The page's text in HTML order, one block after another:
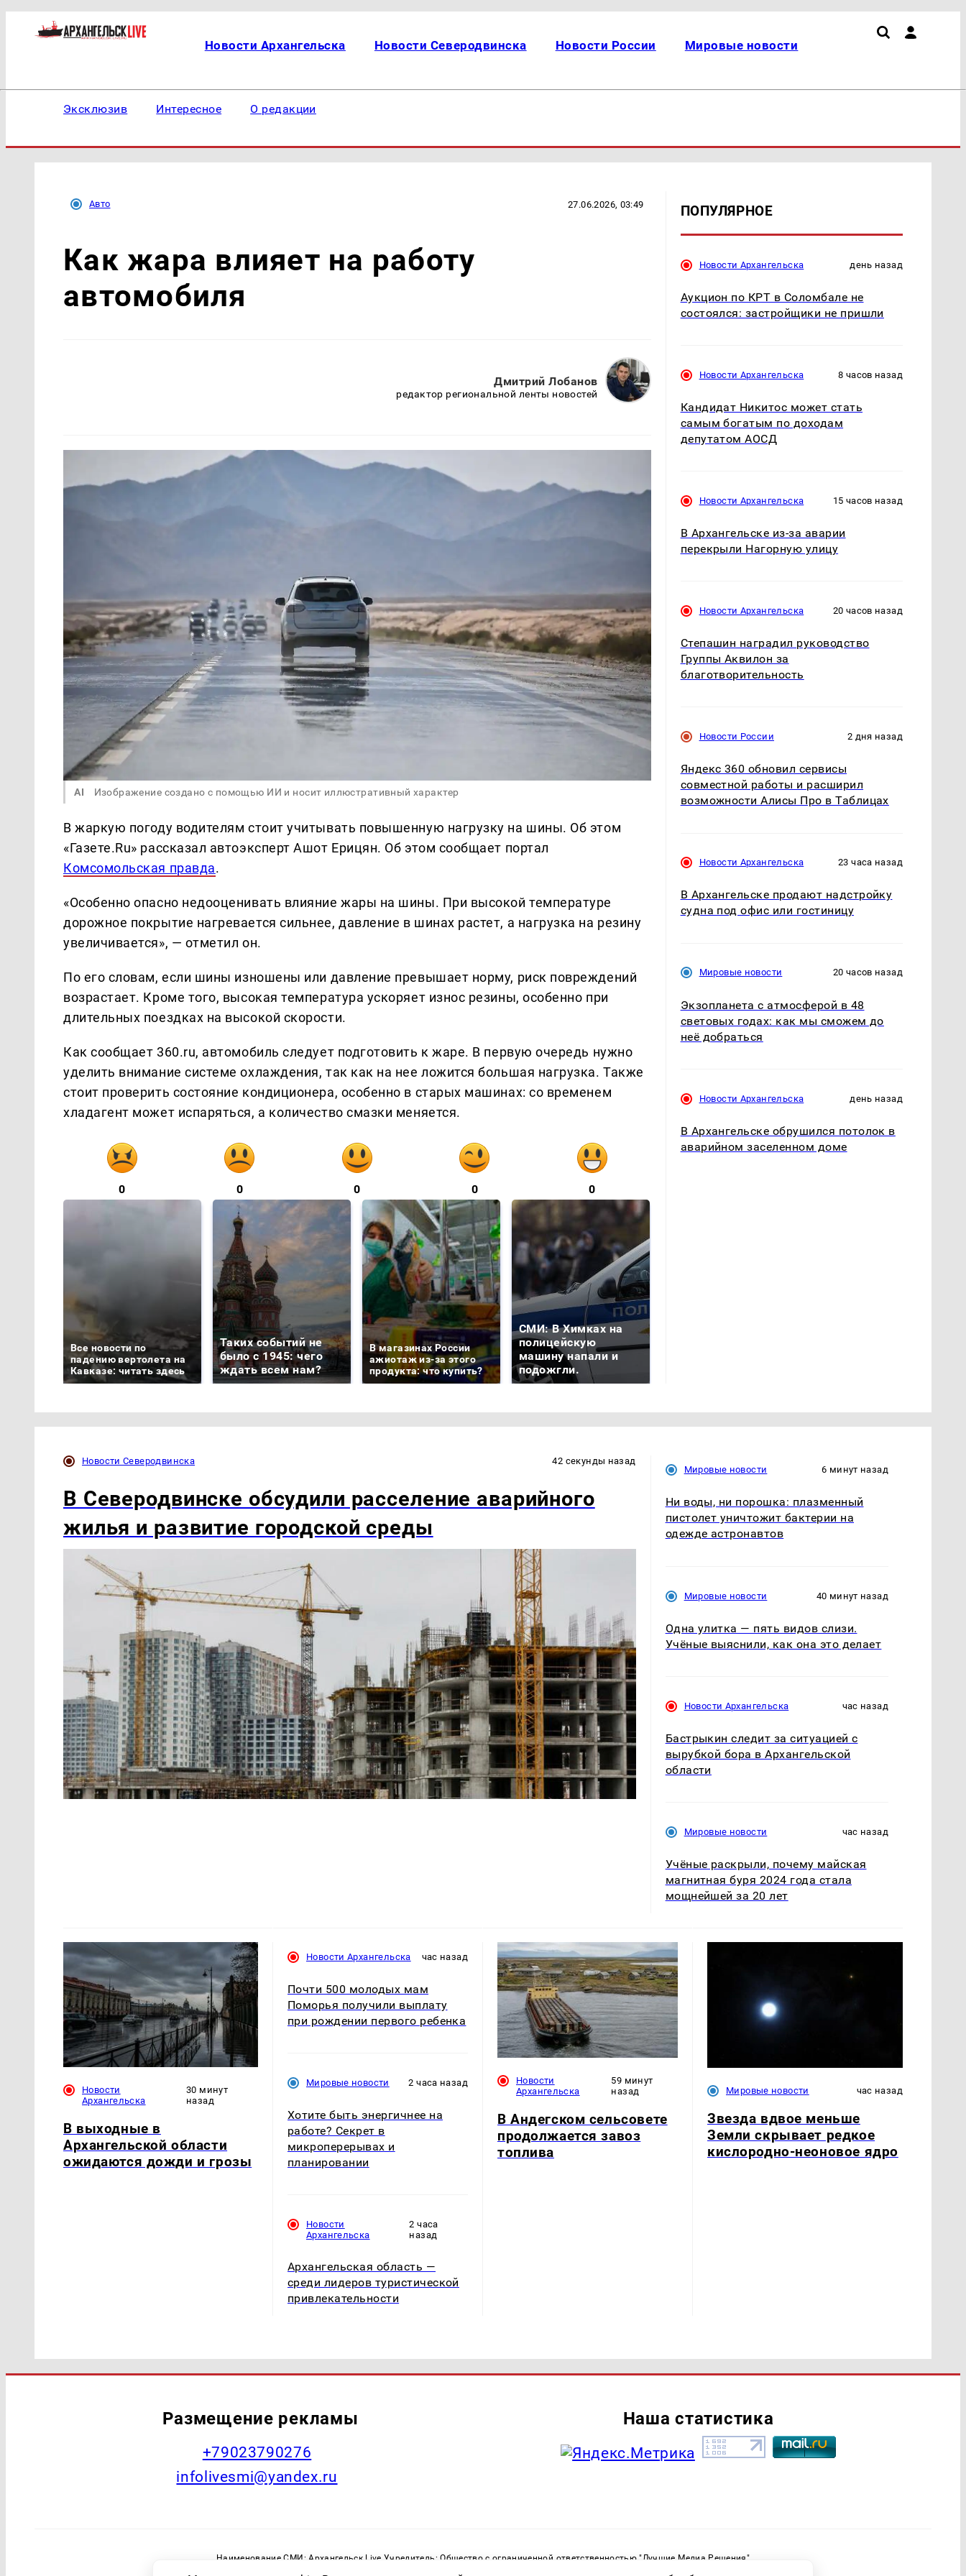
Новости Архангельска Новости Северодвинска Новости России Мировые новости
Эксклюзив Интересное О редакции
Авто 27.06.2026, 03:49
Как жара влияет на работу
автомобиля
Дмитрий Лобанов
редактор региональной ленты новостей
AI Изображение создано с помощью ИИ и носит иллюстративный характер
В жаркую погоду водителям стоит учитывать повышенную нагрузку на шины. Об этом
«Газете.Ru» рассказал автоэксперт Ашот Ерицян. Об этом сообщает портал
Комсомольская правда.
«Особенно опасно недооценивать влияние жары на шины. При высокой температуре
дорожное покрытие нагревается сильнее, давление в шинах растет, а нагрузка на резину
увеличивается», — отметил он.
По его словам, если шины изношены или давление превышает норму, риск повреждений
возрастает. Кроме того, высокая температура ускоряет износ резины, особенно при
длительных поездках на высокой скорости.
Как сообщает 360.ru, автомобиль следует подготовить к жаре. В первую очередь нужно
уделить внимание системе охлаждения, так как на нее ложится большая нагрузка. Также
стоит проверить состояние кондиционера, особенно в старых машинах: со временем
хладагент может испаряться, а количество смазки меняется.
0 0 0 0 0
Все новости по
падению вертолета на
Кавказе: читать здесь
Таких событий не
было с 1945: чего
ждать всем нам?
В магазинах России
ажиотаж из-за этого
продукта: что купить?
СМИ: В Химках на
полицейскую
машину напали и
подожгли.
ПОПУЛЯРНОЕ
Новости Архангельска день назад
Аукцион по КРТ в Соломбале не
состоялся: застройщики не пришли
Новости Архангельска 8 часов назад
Кандидат Никитос может стать
самым богатым по доходам
депутатом АОСД
Новости Архангельска 15 часов назад
В Архангельске из-за аварии
перекрыли Нагорную улицу
Новости Архангельска 20 часов назад
Степашин наградил руководство
Группы Аквилон за
благотворительность
Новости России 2 дня назад
Яндекс 360 обновил сервисы
совместной работы и расширил
возможности Алисы Про в Таблицах
Новости Архангельска 23 часа назад
В Архангельске продают надстройку
судна под офис или гостиницу
Мировые новости 20 часов назад
Экзопланета с атмосферой в 48
световых годах: как мы сможем до
неё добраться
Новости Архангельска день назад
В Архангельске обрушился потолок в
аварийном заселенном доме
Новости Северодвинска 42 секунды назад
В Северодвинске обсудили расселение аварийного
жилья и развитие городской среды
Мировые новости 6 минут назад
Ни воды, ни порошка: плазменный
пистолет уничтожит бактерии на
одежде астронавтов
Мировые новости 40 минут назад
Одна улитка — пять видов слизи.
Учёные выяснили, как она это делает
Новости Архангельска час назад
Бастрыкин следит за ситуацией с
вырубкой бора в Архангельской
области
Мировые новости час назад
Учёные раскрыли, почему майская
магнитная буря 2024 года стала
мощнейшей за 20 лет
Новости
Архангельска
30 минут
назад
В выходные в
Архангельской области
ожидаются дожди и грозы
Новости Архангельска час назад
Почти 500 молодых мам
Поморья получили выплату
при рождении первого ребенка
Мировые новости 2 часа назад
Хотите быть энергичнее на
работе? Секрет в
микроперерывах и
планировании
Новости
Архангельска
2 часа
назад
Архангельская область —
среди лидеров туристической
привлекательности
Новости
Архангельска
59 минут
назад
В Андегском сельсовете
продолжается завоз
топлива
Мировые новости час назад
Звезда вдвое меньше
Земли скрывает редкое
кислородно-неоновое ядро
Размещение рекламы
+79023790276
infolivesmi@yandex.ru
Наша статистика
Наименование СМИ: Архангельск Live Учредитель: Общество с ограниченной ответственностью "Лучшие Медиа Решения"